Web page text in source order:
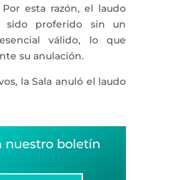
esta razón, el laudo
sido proferido sin un
válido, lo que
su anulación.
la Sala anuló el laudo
nuestro boletín